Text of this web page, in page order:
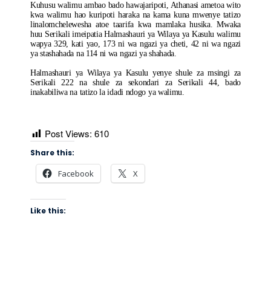
Kuhusu walimu ambao bado hawajaripoti, Athanasi ametoa wito
kwa walimu hao kuripoti haraka na kama kuna mwenye tatizo
linalomchelewesha atoe taarifa kwa mamlaka husika. Mwaka
huu Serikali imeipatia Halmashauri ya Wilaya ya Kasulu walimu
wapya 329, kati yao, 173 ni wa ngazi ya cheti, 42 ni wa ngazi
ya stashahada na 114 ni wa ngazi ya shahada.
Halmashauri ya Wilaya ya Kasulu yenye shule za msingi za
Serikali 222 na shule za sekondari za Serikali 44, bado
inakabiliwa na tatizo la idadi ndogo ya walimu.
Post Views: 610
Share this:
Facebook X
Like this: